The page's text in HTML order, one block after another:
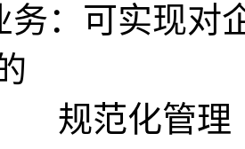
务：可实现对
化管理